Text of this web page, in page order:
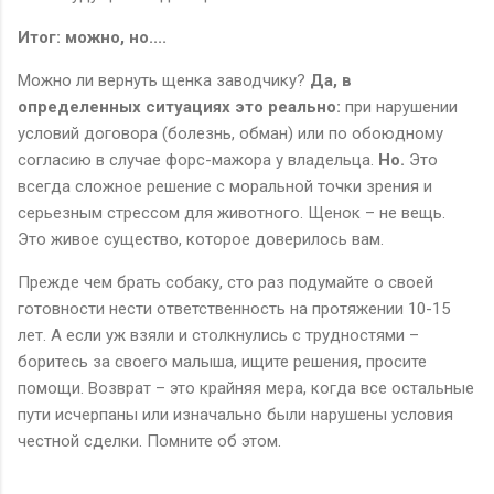
Итог: можно, но....
Можно ли вернуть щенка заводчику? Да, в
определенных ситуациях это реально: при нарушении
условий договора (болезнь, обман) или по обоюдному
согласию в случае форс-мажора у владельца. Но. Это
всегда сложное решение с моральной точки зрения и
серьезным стрессом для животного. Щенок – не вещь.
Это живое существо, которое доверилось вам.
Прежде чем брать собаку, сто раз подумайте о своей
готовности нести ответственность на протяжении 10-15
лет. А если уж взяли и столкнулись с трудностями –
боритесь за своего малыша, ищите решения, просите
помощи. Возврат – это крайняя мера, когда все остальные
пути исчерпаны или изначально были нарушены условия
честной сделки. Помните об этом.